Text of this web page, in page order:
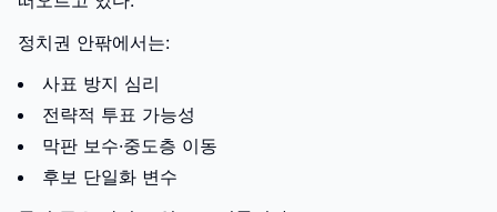
정치권 안팎에서는:
사표 방지 심리
전략적 투표 가능성
막판 보수·중도층 이동
후보 단일화 변수